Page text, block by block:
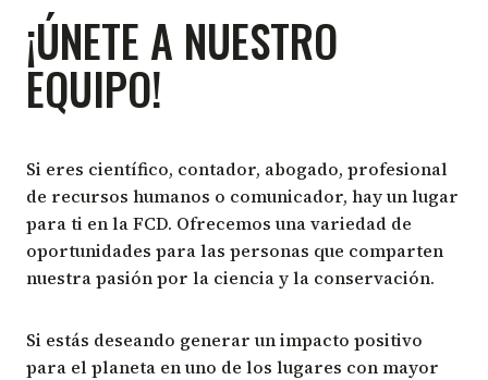
¡ÚNETE A NUESTRO
EQUIPO!
Si eres científico, contador, abogado, profesional
de recursos humanos o comunicador, hay un lugar
para ti en la FCD. Ofrecemos una variedad de
oportunidades para las personas que comparten
nuestra pasión por la ciencia y la conservación.
Si estás deseando generar un impacto positivo
para el planeta en uno de los lugares con mayor